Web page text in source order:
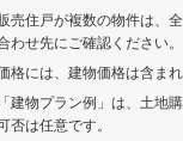
売住戸が複数の物件は、
せ先にご確認ください。
格には、建物価格は含まれ
建物プラン例」は、土地
は任意です。